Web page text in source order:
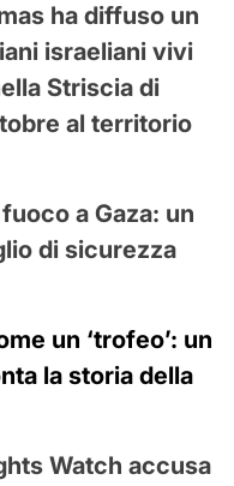
ha diffuso un
israeliani vivi
Striscia di
al territorio
a Gaza: un
di sicurezza
un ‘trofeo’: un
la storia della
Watch accusa